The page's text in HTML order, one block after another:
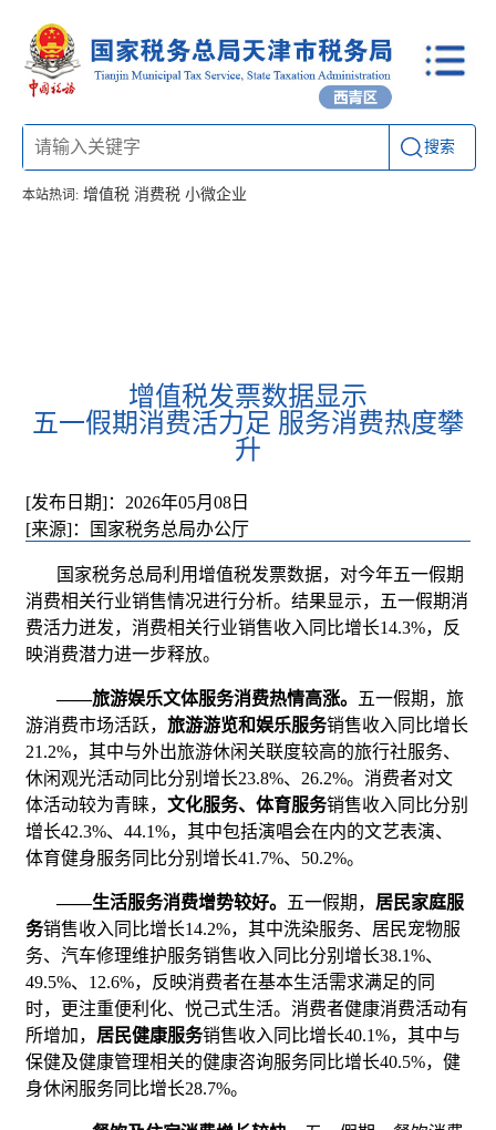
搜索
本站热词: 增值税 消费税 小微企业
增值税发票数据显示
五一假期消费活力足 服务消费热度攀
升
[发布日期]：2026年05月08日
[来源]：国家税务总局办公厅
国家税务总局利用增值税发票数据，对今年五一假期
消费相关行业销售情况进行分析。结果显示，五一假期消
费活力迸发，消费相关行业销售收入同比增长14.3%，反
映消费潜力进一步释放。
——旅游娱乐文体服务消费热情高涨。
五一假期，旅
游消费市场活跃，旅游游览和娱乐服务销售收入同比增长
21.2%，其中与外出旅游休闲关联度较高的旅行社服务、
休闲观光活动同比分别增长23.8%、26.2%。消费者对文
体活动较为青睐，文化服务、体育服务销售收入同比分别
增长42.3%、44.1%，其中包括演唱会在内的文艺表演、
体育健身服务同比分别增长41.7%、50.2%。
——生活服务消费增势较好。 五一假期， 居民家庭服
务销售收入同比增长14.2%，其中洗染服务、居民宠物服
务、汽车修理维护服务销售收入同比分别增长38.1%、
49.5%、12.6%，反映消费者在基本生活需求满足的同
时，更注重便利化、悦己式生活。消费者健康消费活动有
所增加， 居民健康服务销售收入同比增长40.1%，其中与
保健及健康管理相关的健康咨询服务同比增长40.5%，健
身休闲服务同比增长28.7%。